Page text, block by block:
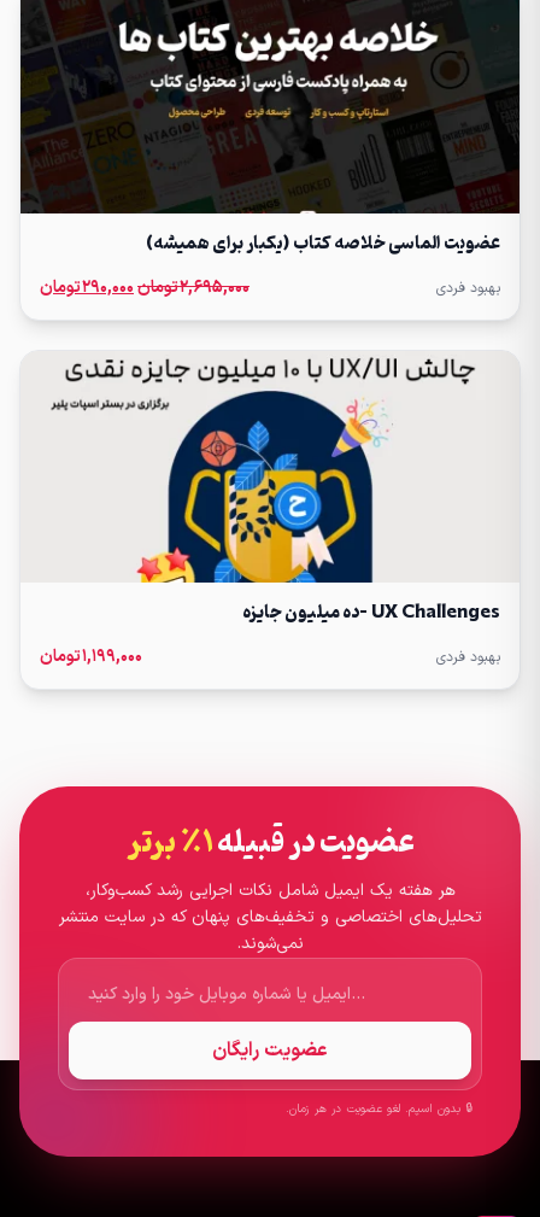
عضویت الماسی خلاصه کتاب (یکبار برای همیشه)
بهبود فردی ۲,۶۹۵,۰۰۰تومانقیمت
بود.
۲۹۰,۰۰۰تومانقیمت
UX Challenges -ده میلیون جایزه
بهبود فردی ۱,۱۹۹,۰۰۰تومان
عضویت در قبیله۱٪ برتر
هر هفته یک ایمیل شامل نکات اجرایی رشد کسب‌وکار،
تحلیل‌های اختصاصی و تخفیف‌های پنهان که در سایت منتشر
نمی‌شوند.
عضویت رایگان
🔒 بدون اسپم. لغو عضویت در هر زمان.